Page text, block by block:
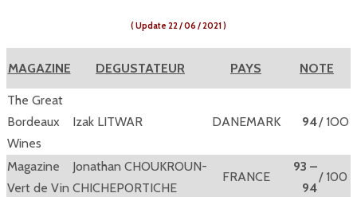
( Update 22 / 06 / 2021 )
MAGAZINE DEGUSTATEUR PAYS NOTE
The Great
Bordeaux
Wines
Izak LITWAR DANEMARK 94/ 1OO
Magazine
Vert de Vin
Jonathan CHOUKROUN-
CHICHEPORTICHE
FRANCE
93 –
94
/ 100